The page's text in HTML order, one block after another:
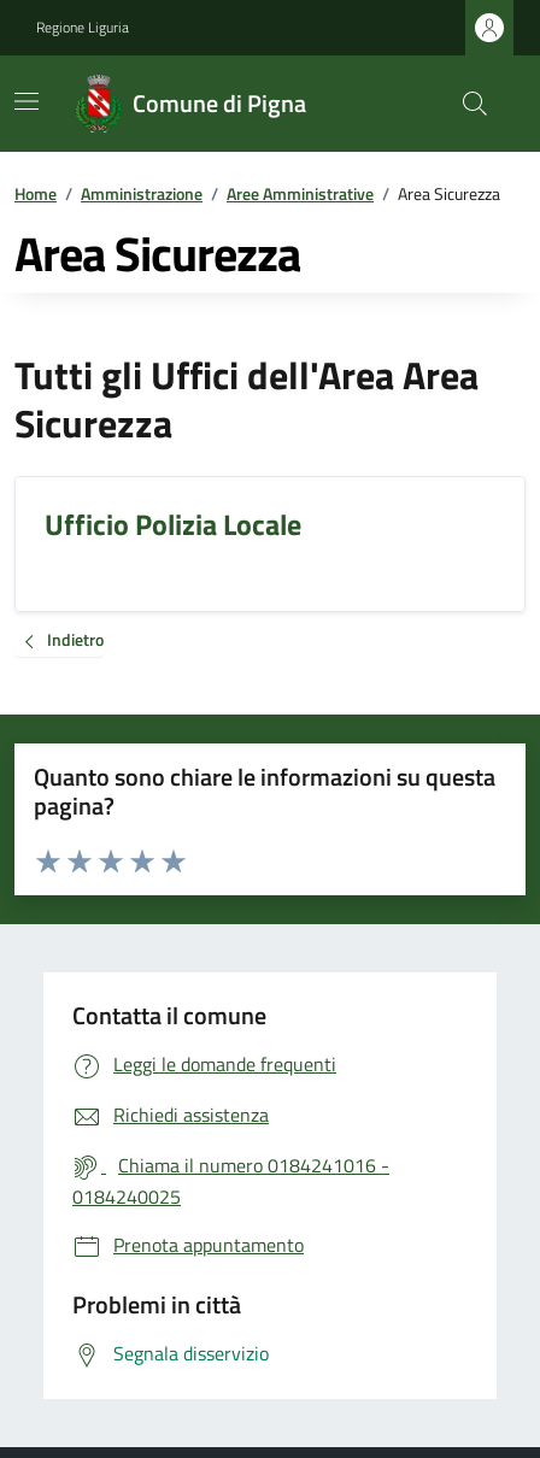
Regione Liguria
Comune di Pigna
Home / Amministrazione / Aree Amministrative / Area Sicurezza
Area Sicurezza
Tutti gli Uffici dell'Area Area
Sicurezza
Ufficio Polizia Locale
Indietro
Quanto sono chiare le informazioni su questa
pagina?
Valuta da 1 a 5 stelle la pagina
Valuta 5 stelle su 5
Valuta 4 stelle su 5
Valuta 3 stelle su 5
Valuta 2 stelle su 5
Valuta 1 stelle su 5
Contatta il comune
Leggi le domande frequenti
Richiedi assistenza
Chiama il numero 0184241016 -
0184240025
Prenota appuntamento
Problemi in città
Segnala disservizio